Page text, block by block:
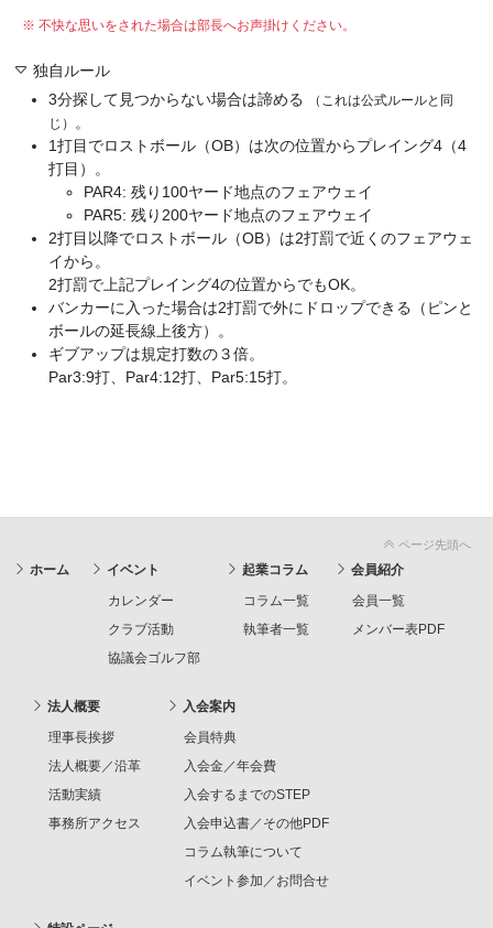
※ 不快な思いをされた場合は部長へお声掛けください。
独自ルール
3分探して見つからない場合は諦める
（これは公式ルールと同
じ）
。
1打目でロストボール（OB）は次の位置からプレイング4（4
打目）。
PAR4: 残り100ヤード地点のフェアウェイ
PAR5: 残り200ヤード地点のフェアウェイ
2打目以降でロストボール（OB）は2打罰で近くのフェアウェ
イから。
2打罰で上記プレイング4の位置からでもOK。
バンカーに入った場合は2打罰で外にドロップできる（ピンと
ボールの延長線上後方）。
ギブアップは規定打数の３倍。
Par3:9打、Par4:12打、Par5:15打。
ページ先頭へ
ホーム
イベント
カレンダー
クラブ活動
協議会ゴルフ部
起業コラム
コラム一覧
執筆者一覧
会員紹介
会員一覧
メンバー表PDF
法人概要
理事長挨拶
法人概要／沿革
活動実績
事務所アクセス
入会案内
会員特典
入会金／年会費
入会するまでのSTEP
入会申込書／その他PDF
コラム執筆について
イベント参加／お問合せ